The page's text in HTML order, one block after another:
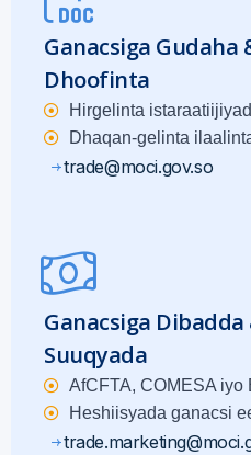
Ganacsiga
Dhoofinta
Hirgelinta
Dhaqan-gelinta
trade@moci.gov.so
Ganacsiga
Suuqyada
AfCFTA, COMESA iyo
Heshiisyada ganacsi